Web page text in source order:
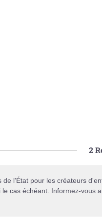
2
de l'État pour les créateurs
cas échéant. Informez-vous